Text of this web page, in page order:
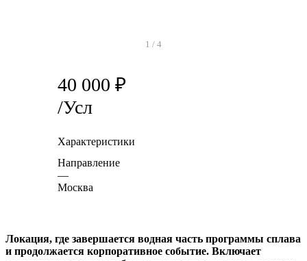
1 / 4
40 000 ₽
/Усл
Характеристики
Направление
—
Москва
Локация, где завершается водная часть программы сплава
и продолжается корпоративное событие. Включает